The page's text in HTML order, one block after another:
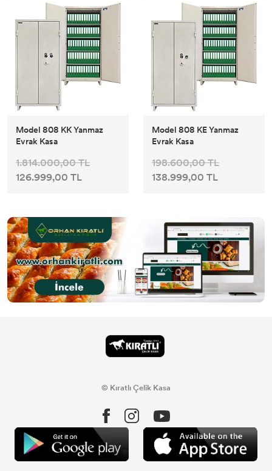
Model 808 KK Yanmaz
Evrak Kasa
1.814.000,00 TL
126.999,00 TL
Model 808 KE Yanmaz
Evrak Kasa
198.600,00 TL
138.999,00 TL
© Kıratlı Çelik Kasa